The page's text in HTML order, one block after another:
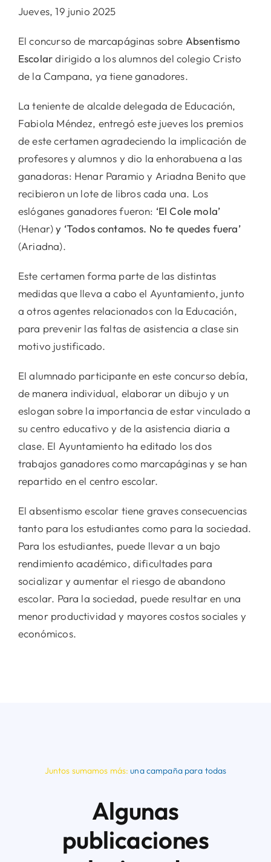
Jueves, 19 junio 2025
El concurso de marcapáginas sobre Absentismo
Escolardirigido a los alumnos del colegio Cristo
de la Campana, ya tiene ganadores.
La teniente de alcalde delegada de Educación,
Fabiola Méndez, entregó este jueves los premios
de este certamen agradeciendo la implicación de
profesores y alumnos y dio la enhorabuena a las
ganadoras: Henar Paramio y Ariadna Benito que
recibieron un lote de libros cada una. Los
eslóganes ganadores fueron: ‘El Cole mola’
(Henar)y ‘Todos contamos. No te quedes fuera’
(Ariadna).
Este certamen forma parte de las distintas
medidas que lleva a cabo el Ayuntamiento, junto
a otros agentes relacionados con la Educación,
para prevenir las faltas de asistencia a clase sin
motivo justificado.
El alumnado participante en este concurso debía,
de manera individual, elaborar un dibujo y un
eslogan sobre la importancia de estar vinculado a
su centro educativo y de la asistencia diaria a
clase. El Ayuntamiento ha editado los dos
trabajos ganadores como marcapáginas y se han
repartido en el centro escolar.
El absentismo escolar tiene graves consecuencias
tanto para los estudiantes como para la sociedad.
Para los estudiantes, puede llevar a un bajo
rendimiento académico, dificultades para
socializar y aumentar el riesgo de abandono
escolar. Para la sociedad, puede resultar en una
menor productividad y mayores costos sociales y
económicos.
Juntos sumamos más:una campaña para todas
Algunas
publicaciones